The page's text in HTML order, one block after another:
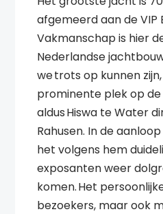
afgemeerd aan de VIP
Vakmanschap is hier
Nederlandse
we trots op kunnen
prominente plek op de
aldus Hiswa te Water
Rahusen. In de
het volgens hem
exposanten weer
komen. Het
bezoekers, maar ook